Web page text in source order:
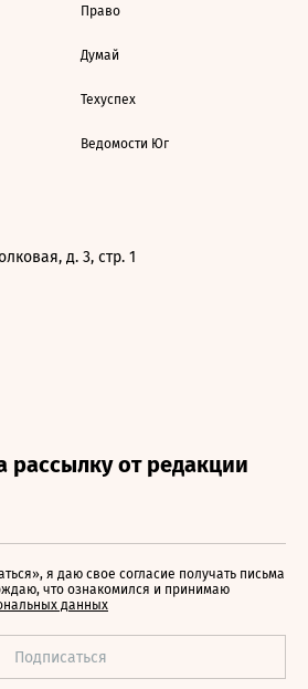
Право
Думай
Техуспех
Ведомости Юг
д. 3, стр. 1
я даю свое согласие получать письма
что ознакомился и принимаю
данных